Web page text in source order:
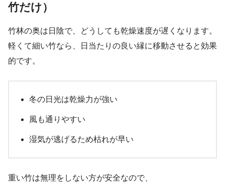
竹だけ）
竹林の奥は日陰で、どうしても乾燥速度が遅くなります。
軽くて細い竹なら、日当たりの良い縁に移動させると効果
的です。
冬の日光は乾燥力が強い
風も通りやすい
湿気が逃げるため枯れが早い
重い竹は無理をしない方が安全なので、